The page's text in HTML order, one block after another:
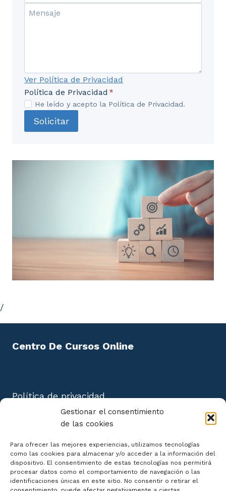
Gestionar el consentimiento
de las cookies
Para ofrecer las mejores experiencias, utilizamos tecnologías
como las cookies para almacenar y/o acceder a la información del
dispositivo. El consentimiento de estas tecnologías nos permitirá
procesar datos como el comportamiento de navegación o las
identificaciones únicas en este sitio. No consentir o retirar el
5.6. Intoxicaciones.
(RCP).
6.1. Conceptos generales.
6.2. RCP básica.
6.4. Tareas de colaboración del celador con el
UD7. Medidas generales de Asepsia.
7.2. Conceptos de asepsia y antisepsia.
7.3. Vestimenta y barreras de protección.
urgencias, emergencias y catástrofes.
UD8. Integración funcional del celador
8.3. Movilización de enfermos.
UD9. El celador en su trato con el
paciente y la familia.
Ver Política de Privacidad
Política de Privacidad *
He leído y acepto la Política de Privacidad.
Solicitar
/
Centro De Cursos Online
Política de privacidad
Aviso Legal
Política de cookies